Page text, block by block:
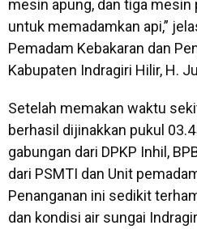
mesin apung, dan tiga mesin
untuk memadamkan api,”
Pemadam Kebakaran dan
Kabupaten Indragiri Hilir, H.
Setelah memakan waktu
berhasil dijinakkan pukul
gabungan dari DPKP Inhil,
dari PSMTI dan Unit
Penanganan ini sedikit
dan kondisi air sungai